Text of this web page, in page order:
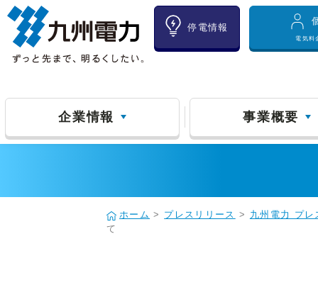
停電情報
電気料
企業情報 事業概要
ホーム > プレスリリース > 九州電力 プレ
て